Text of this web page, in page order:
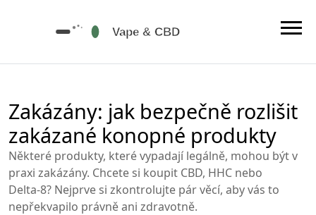
Zakázány: jak bezpečně rozlišit
zakázané konopné produkty
Některé produkty, které vypadají legálně, mohou být v
praxi zakázány. Chcete si koupit CBD, HHC nebo
Delta‑8? Nejprve si zkontrolujte pár věcí, aby vás to
nepřekvapilo právně ani zdravotně.